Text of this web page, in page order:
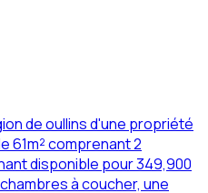
de oullins d'une propriété
61m² comprenant 2
disponible pour 349,900
à coucher, une